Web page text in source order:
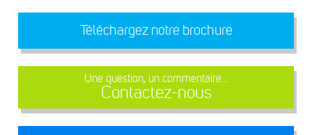
Téléchargez notre brochure
Une question, un commentaire...
Contactez-nous